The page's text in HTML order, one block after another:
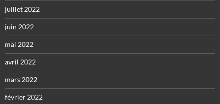
juillet 2022
juin 2022
mai 2022
avril 2022
mars 2022
février 2022